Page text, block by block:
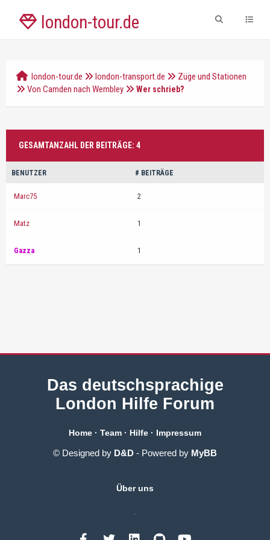
london-tour.de
london-tour.de london-transport.de
Züge und Stationen
Von Camden nach Wembley
Wer schrieb?
GESAMTANZAHL DER BEITRÄGE: 4
BENUTZER # BEITRÄGE
Marc75 2
Matz 1
Gazza 1
Das deutschsprachige
London Hilfe Forum
Home · Team · Hilfe · Impressum
© Designed by D&D - Powered by MyBB
Über uns
.